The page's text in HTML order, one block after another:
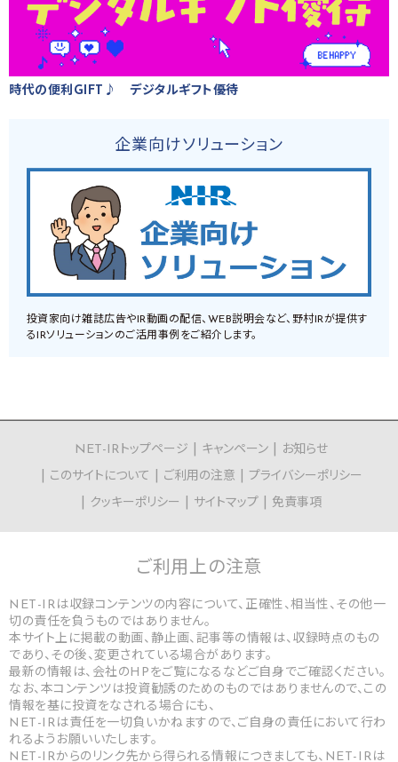
時代の便利GIFT♪ デジタルギフト優待
企業向けソリューション
投資家向け雑誌広告やIR動画の配信、WEB説明会など、野村IRが提供す
るIRソリューションのご活用事例をご紹介します。
NET-IRトップページ キャンペーン
お知らせ
このサイトについて
ご利用の注意
プライバシーポリシー
クッキーポリシー
サイトマップ 免責事項
ご利用上の注意
NET-IRは収録コンテンツの内容について、正確性、相当性、その他一
切の責任を負うものではありません。
本サイト上に掲載の動画、静止画、記事等の情報は、収録時点のもの
であり、その後、変更されている場合があります。
最新の情報は、会社のHPをご覧になるなどご自身でご確認ください。
なお、本コンテンツは投資勧誘のためのものではありませんので、この
情報を基に投資をなされる場合にも、
NET-IRは責任を一切負いかねますので、ご自身の責任において行わ
れるようお願いいたします。
NET-IRからのリンク先から得られる情報につきましても、NET-IRは